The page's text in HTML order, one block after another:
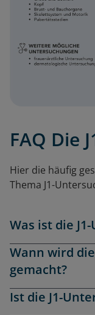
FAQ Die
Hier die häufig
Thema J1-
Was ist die
Wann wird
gemacht?
Ist die J1-